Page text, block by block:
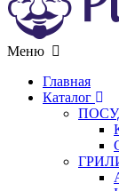
Меню
Главная
Каталог